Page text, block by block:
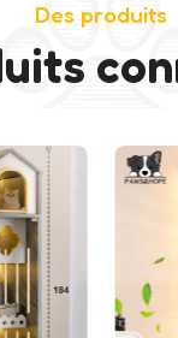
Des produits